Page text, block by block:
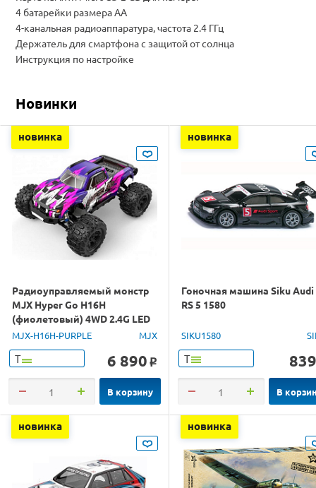
4 батарейки размера АА
4-канальная радиоаппаратура, частота 2.4 ГГц
Держатель для смартфона с защитой от солнца
Инструкция по настройке
Новинки
новинка
Радиоуправляемый монстр
MJX Hyper Go H16H
(фиолетовый) 4WD 2.4G LED
GPS 1/16 RTR
MJX-H16H-PURPLE MJX
Т 6 890 o
В корзину
новинка
Гоночная машина Siku Audi
RS 5 1580
SIKU1580
Т 839
В
новинка новинка